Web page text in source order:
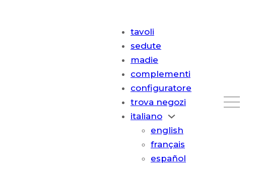
tavoli
sedute
madie
complementi
configuratore
trova negozi
italiano
english
français
español